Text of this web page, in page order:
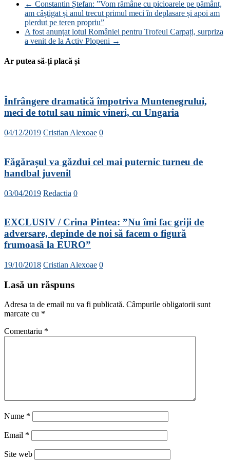
← Constantin Ștefan: ”Vom rămâne cu picioarele pe pământ,
am câștigat și anul trecut primul meci în deplasare și apoi am
pierdut pe teren propriu”
A fost anunțat lotul României pentru Trofeul Carpați, surpriza
a venit de la Activ Plopeni →
Ar putea să-ți placă și
Înfrângere dramatică împotriva Muntenegrului,
meci de totul sau nimic vineri, cu Ungaria
04/12/2019 Cristian Alexoae 0
Făgărașul va găzdui cel mai puternic turneu de
handbal juvenil
03/04/2019 Redactia 0
EXCLUSIV / Crina Pintea: ”Nu îmi fac griji de
adversare, depinde de noi să facem o figură
frumoasă la EURO”
19/10/2018 Cristian Alexoae 0
Lasă un răspuns
Adresa ta de email nu va fi publicată. Câmpurile obligatorii sunt
marcate cu *
Comentariu *
Nume *
Email *
Site web